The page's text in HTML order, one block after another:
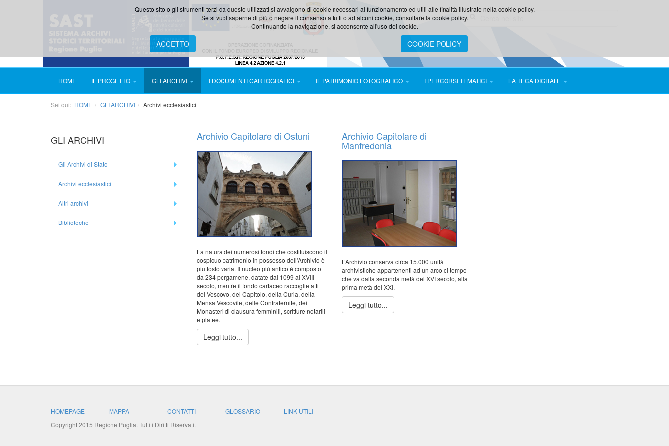
Questo sito o gli strumenti terzi da questo utilizzati si avvalgono di cookie necessari al funzionamento ed utili alle finalità illustrate nella cookie policy.
Se si vuol saperne di più o negare il consenso a tutti o ad alcuni cookie, consultare la cookie policy.
Continuando la navigazione, si acconsente all'uso dei cookie.
ACCETTO COOKIE POLICY
HOME IL PROGETTO GLI ARCHIVI I DOCUMENTI CARTOGRAFICI IL PATRIMONIO FOTOGRAFICO I PERCORSI TEMATICI LA TECA DIGITALE
Sei qui: HOME GLI ARCHIVI Archivi ecclesiastici
Archivio Capitolare di Ostuni
La natura dei numerosi fondi che costituiscono il
cospicuo patrimonio in possesso dell'Archivio è
piuttosto varia. Il nucleo più antico è composto
da 234 pergamene, datate dal 1099 al XVIII
secolo, mentre il fondo cartaceo raccoglie atti
del Vescovo, del Capitolo, della Curia, della
Mensa Vescovile, delle Confraternite, dei
Monasteri di clausura femminili, scritture notarili
e platee.
Leggi tutto...
Archivio Capitolare di
Manfredonia
L’Archivio conserva circa 15.000 unità
archivistiche appartenenti ad un arco di tempo
che va dalla seconda metà del XVI secolo, alla
prima metà del XXI.
Leggi tutto...
GLI ARCHIVI
Gli Archivi di Stato
Archivi ecclesiastici
Altri archivi
Biblioteche
HOMEPAGE MAPPA CONTATTI GLOSSARIO
LINK UTILI
Copyright 2015 Regione Puglia. Tutti i Diritti Riservati.